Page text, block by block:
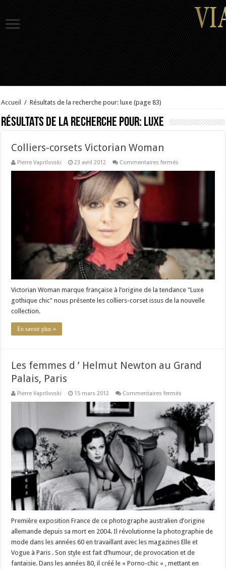
Accueil / Résultats de la recherche pour: luxe (page 83)
Résultats de la recherche pour: luxe
Colliers-corsets Victorian Woman
Pierre Vaprilovski 23 avril 2012 Commentaires fermés
Victorian Woman marque française à l’origine de la tendance "Luxe
gothique chic" nous présente les colliers-corset issus de la nouvelle
collection.
En savoir plus »
Les femmes d ’ Helmut Newton au Grand
Palais, Paris
Pierre Vaprilovski 15 mars 2012 Commentaires fermés
femmes
d
Helmut
Newton
Grand
Palais,
Paris
Première exposition France de ce photographe australien d’origine
allemande depuis sa mort en 2004. Il révolutionne la photographie de
mode dans les années 60 en travaillant avec les magazines Elle et
Vogue à Paris . Son style est fait d’humour, de provocation et de
fantaisie. Dans les années 80, il créé le « Porno-chic « , mettant en